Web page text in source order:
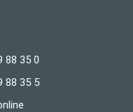
88 35 0
88 35 5